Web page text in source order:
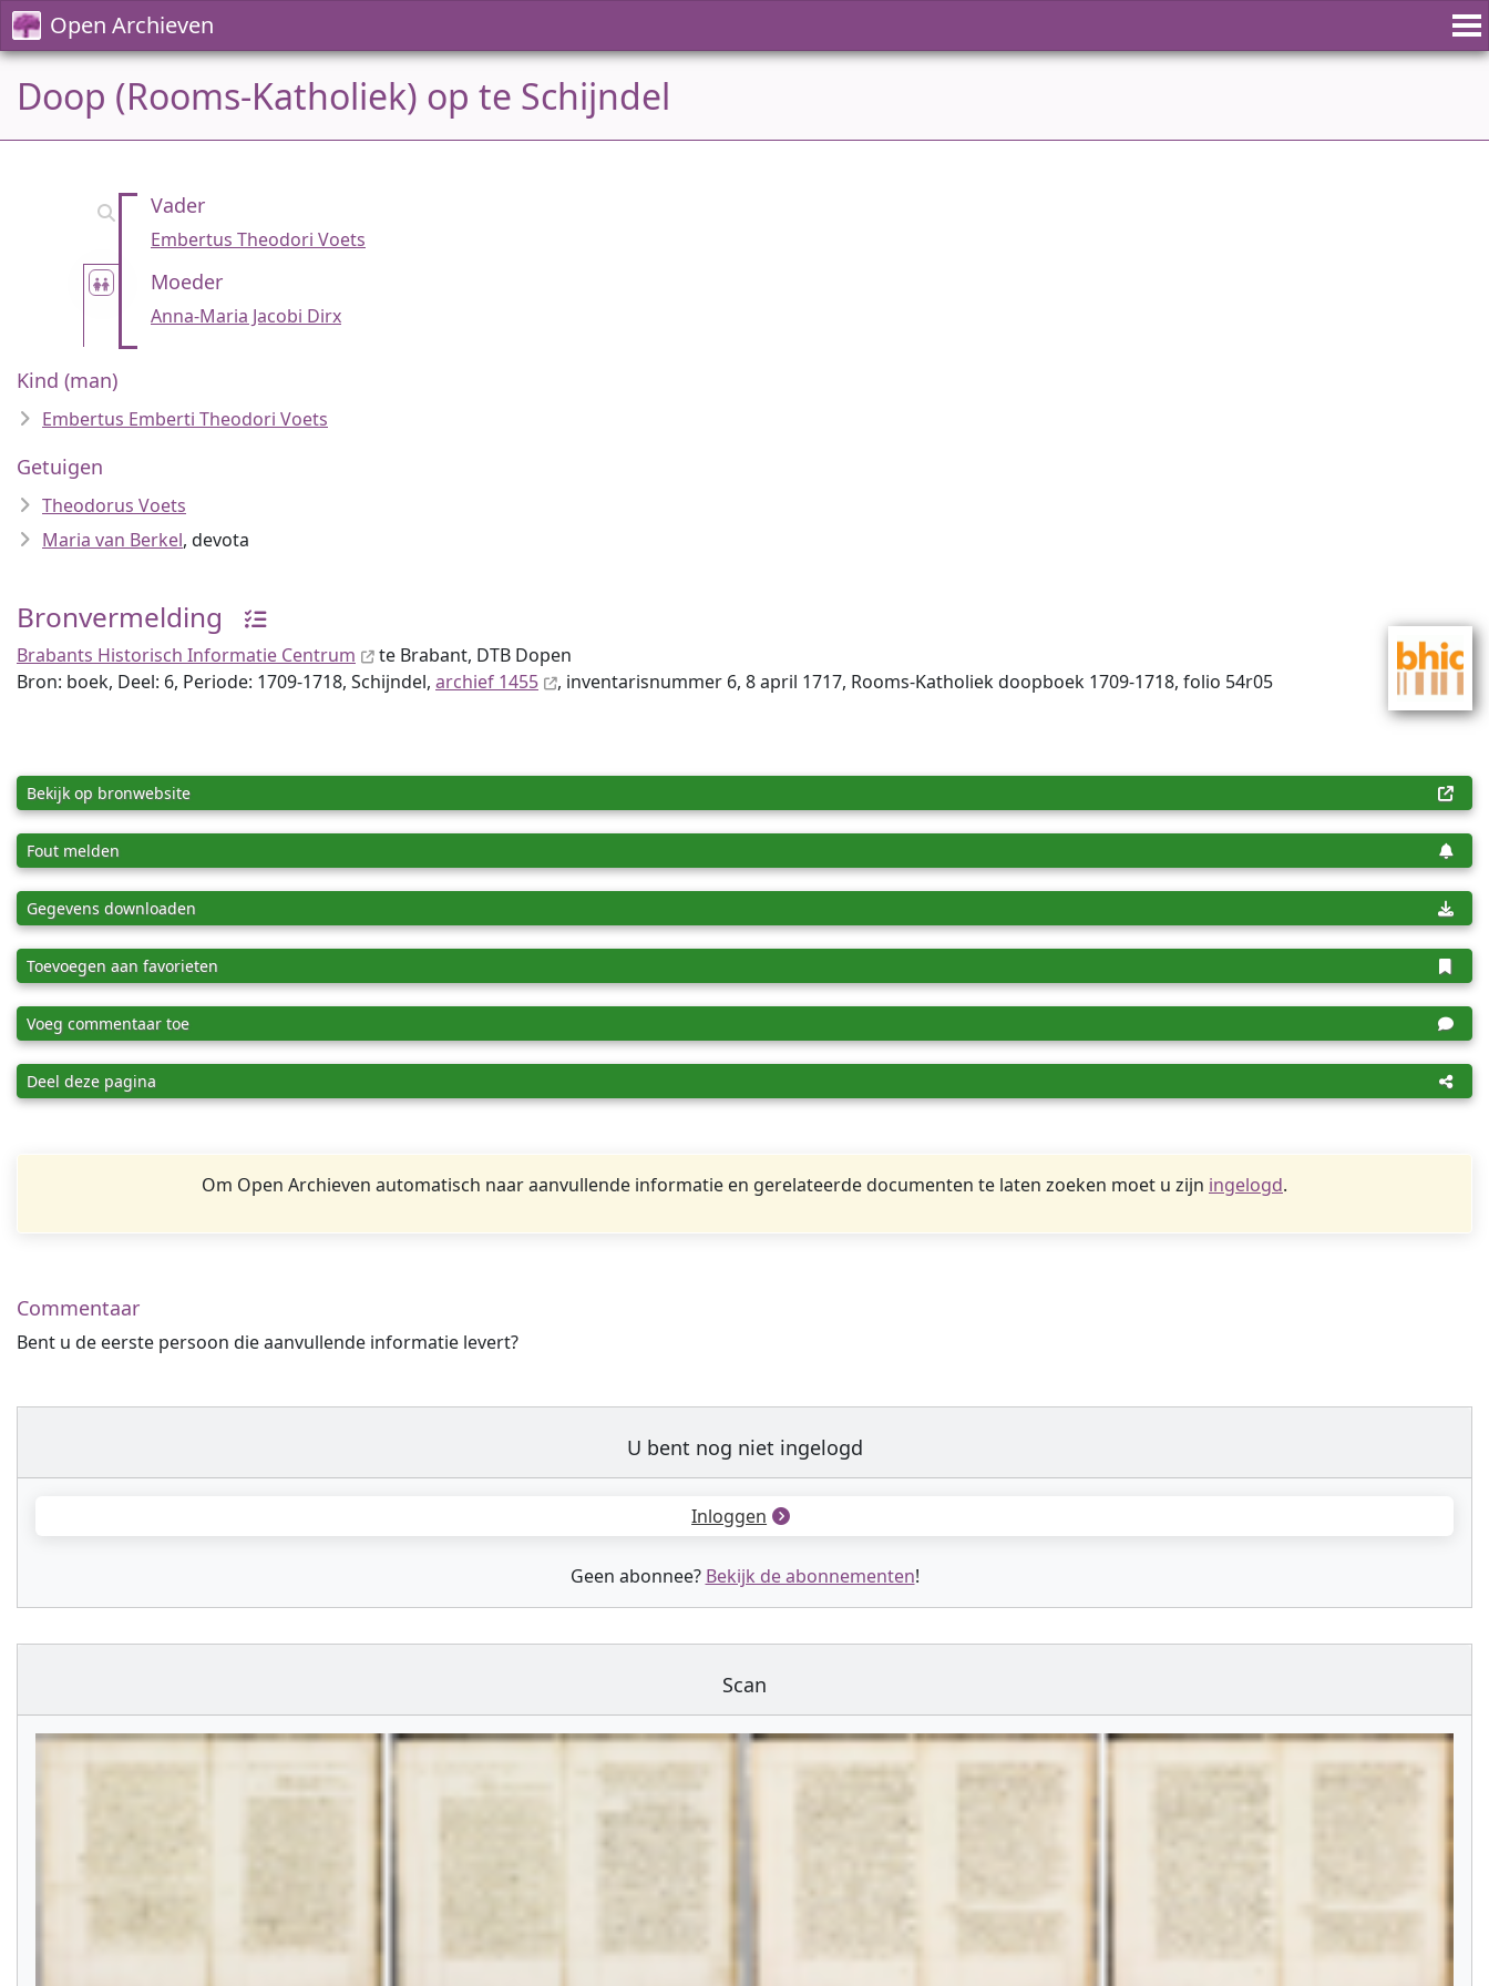
Open Archieven
Doop (Rooms-Katholiek) op te Schijndel
Vader
Embertus Theodori Voets
Moeder
Anna-Maria Jacobi Dirx
Kind (man)
Embertus Emberti Theodori Voets
Getuigen
Theodorus Voets
Maria van Berkel, devota
Bronvermelding
Brabants Historisch Informatie Centrum
te Brabant, DTB Dopen
Bron: boek, Deel: 6, Periode: 1709-1718, Schijndel, archief 1455 , inventaris­num­mer 6, 8 april 1717, Rooms-Katholiek doopboek 1709-1718, folio 54r05
Bekijk op bronwebsite
Fout melden
Gegevens downloaden
Toevoegen aan favorieten
Voeg commentaar toe
Deel deze pagina
Om Open Archieven automatisch naar aanvullende informatie en gerelateerde documenten te laten zoeken moet u zijn ingelogd.
Commentaar
Bent u de eerste persoon die aanvullende informatie levert?
U bent nog niet ingelogd
Inloggen
Geen abonnee? Bekijk de abonnementen!
Scan